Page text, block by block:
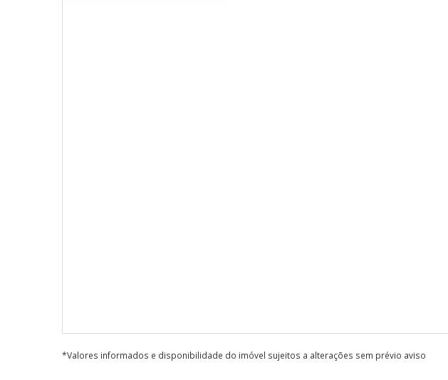
*Valores informados e disponibilidade do imóvel sujeitos a alterações sem prévio aviso